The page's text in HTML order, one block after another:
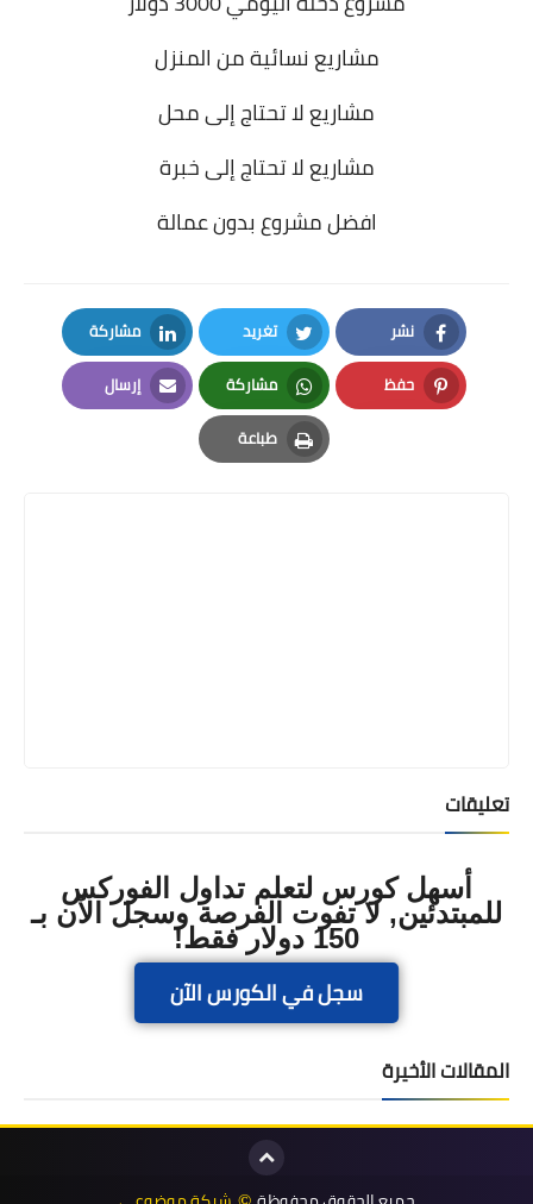
مشاريع نسائية من المنزل
مشاريع لا تحتاج إلى محل
مشاريع لا تحتاج إلى خبرة
افضل مشروع بدون عمالة
نشر
Facebook
تغريد
Twitter
مشاركة
LinkedIn
حفظ
Pinterest
مشاركة
Whatsapp
إرسال
Email
طباعة
Print
تعليقات
أسهل كورس لتعلم تداول الفوركس
للمبتدئين, لا تفوت الفرصة وسجل الآن بـ
150 دولار فقط!
سجل في الكورس الآن
المقالات الأخيرة
©